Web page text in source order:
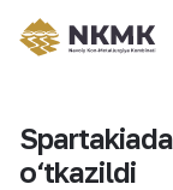
o‘tkazildi